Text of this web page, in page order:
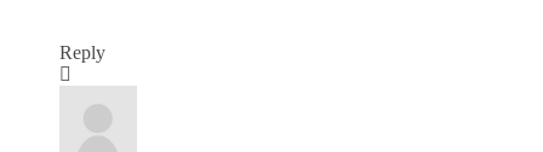
Reply